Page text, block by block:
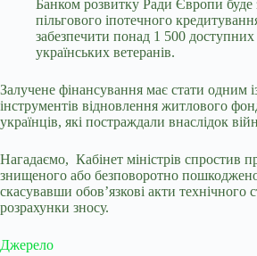
Банком розвитку Ради Європи
пільгового іпотечного
забезпечити понад 1 500
українських ветеранів.
Залучене фінансування має стати одним
інструментів відновлення житлового
українців, які постраждали внаслідок
Нагадаємо, Кабінет міністрів спростив
знищеного або безповоротно
скасувавши обов’язкові акти технічного
розрахунки зносу.
Джерело